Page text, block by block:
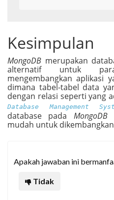
Kesimpulan
MongoDB merupakan
alternatif untuk
mengembangkan aplikasi
dimana tabel-tabel data
dengan relasi seperti yang
Database Management
database pada MongoDB
mudah untuk
Apakah jawaban ini
Tidak